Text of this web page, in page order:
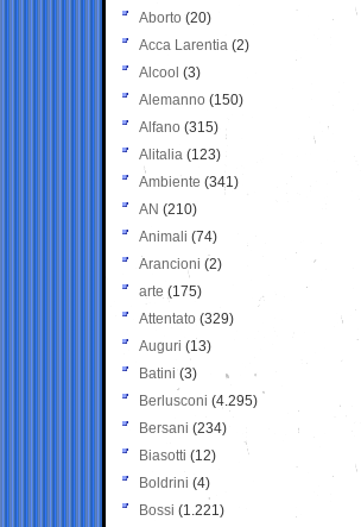
Aborto (20)
Acca Larentia (2)
Alcool (3)
Alemanno (150)
Alfano (315)
Alitalia (123)
Ambiente (341)
AN (210)
Animali (74)
Arancioni (2)
arte (175)
Attentato (329)
Auguri (13)
Batini (3)
Berlusconi (4.295)
Bersani (234)
Biasotti (12)
Boldrini (4)
Bossi (1.221)